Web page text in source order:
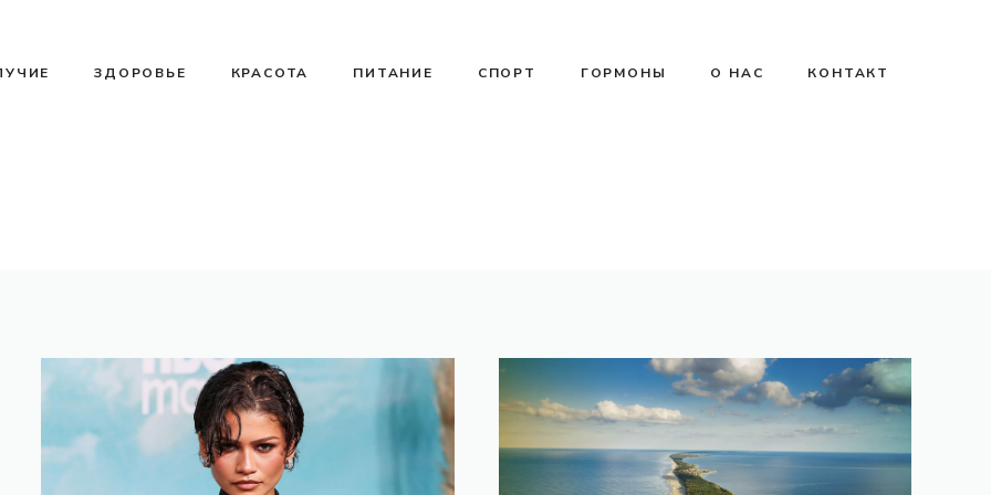
ЗДОРОВЬЕ КРАСОТА ПИТАНИЕ СПОРТ ГОРМОНЫ О НАС КОНТАКТ